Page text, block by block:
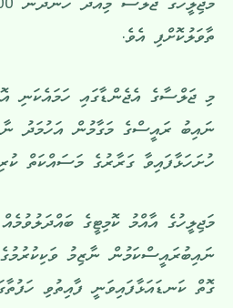
ތާވަލުކޮށްފި އެވެ.
މި ޖަލްސާގެ އެޖެންޑާގައި ހަމައެކަނި
ނައިބު ރައީސްގެ މަގާމުން އަހުމަދު
ހުށަހަޅާފައިވާ ގަރާރުގެ މަސައްކަތް
މަޖިލީހުގެ އާއްމު ކޮމިޓީގެ
ނައިބުރައީސްކަމުން ނާޒިމު
ގޮތް ކަނޑައަޅާފައިވަނީ ފާއިތުވި